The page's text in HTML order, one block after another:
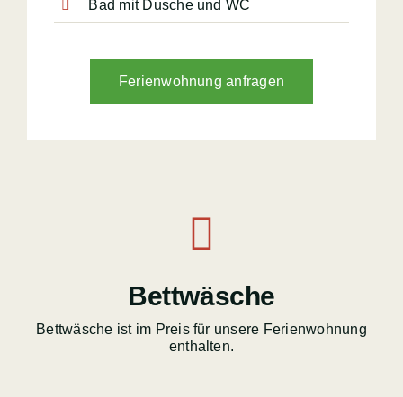
Bad mit Dusche und WC
Ferienwohnung anfragen
Bettwäsche
Bettwäsche ist im Preis für unsere Ferienwohnung
enthalten.